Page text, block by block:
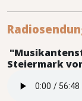
Radi
Steiermark